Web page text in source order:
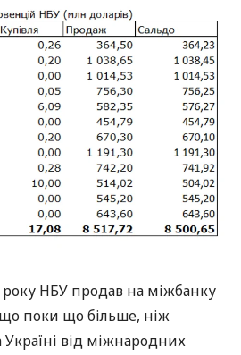
року НБУ продав на міжбанку
поки що більше, ніж
від міжнародних